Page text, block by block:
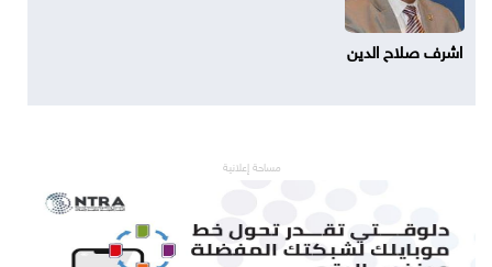
اشرف صلاح الدين
مساحة إعلانية